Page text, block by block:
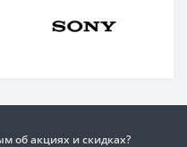
об акциях и скидках?